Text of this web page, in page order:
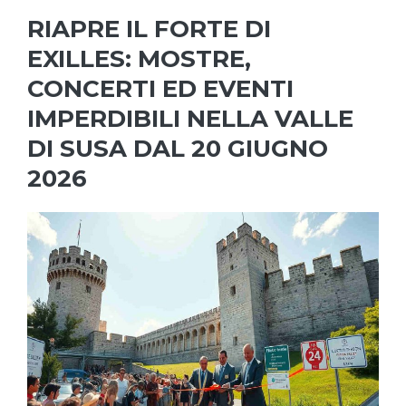
RIAPRE IL FORTE DI
EXILLES: MOSTRE,
CONCERTI ED EVENTI
IMPERDIBILI NELLA VALLE
DI SUSA DAL 20 GIUGNO
2026